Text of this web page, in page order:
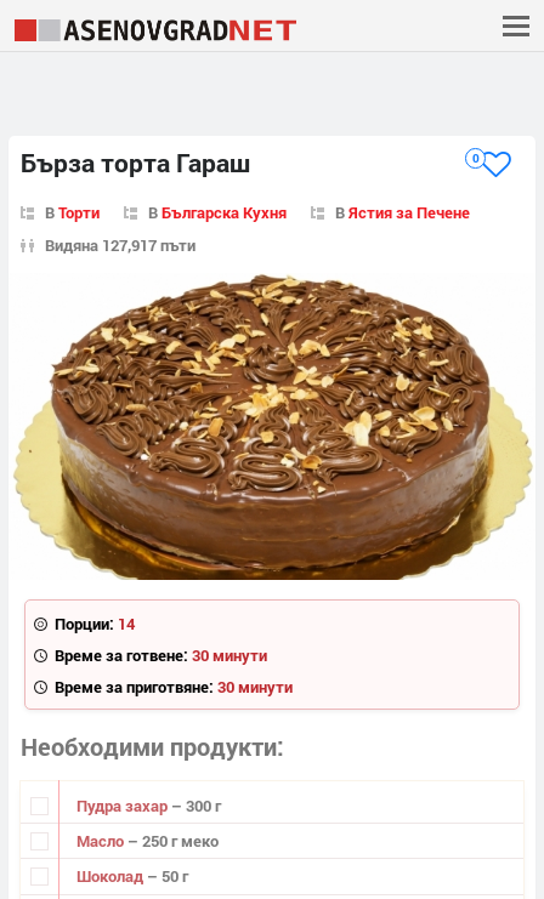
Бърза торта Гараш 0
ВТорти ВБългарска Кухня ВЯстия за Печене
Видяна 127,917 пъти
Порции: 14
Време за готвене: 30 минути
Време за приготвяне: 30 минути
Необходими продукти
Пудра захар – 300 г
Масло – 250 г меко
Шоколад – 50 г